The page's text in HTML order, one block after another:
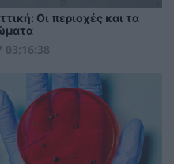
Οι περιοχές και τα
03:16:38